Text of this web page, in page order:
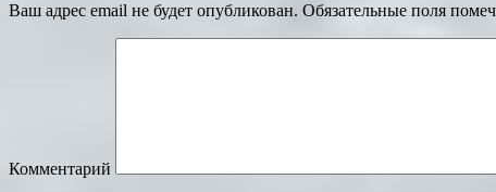
Ваш адрес email не будет опубликован. Обязательные поля
Комментарий